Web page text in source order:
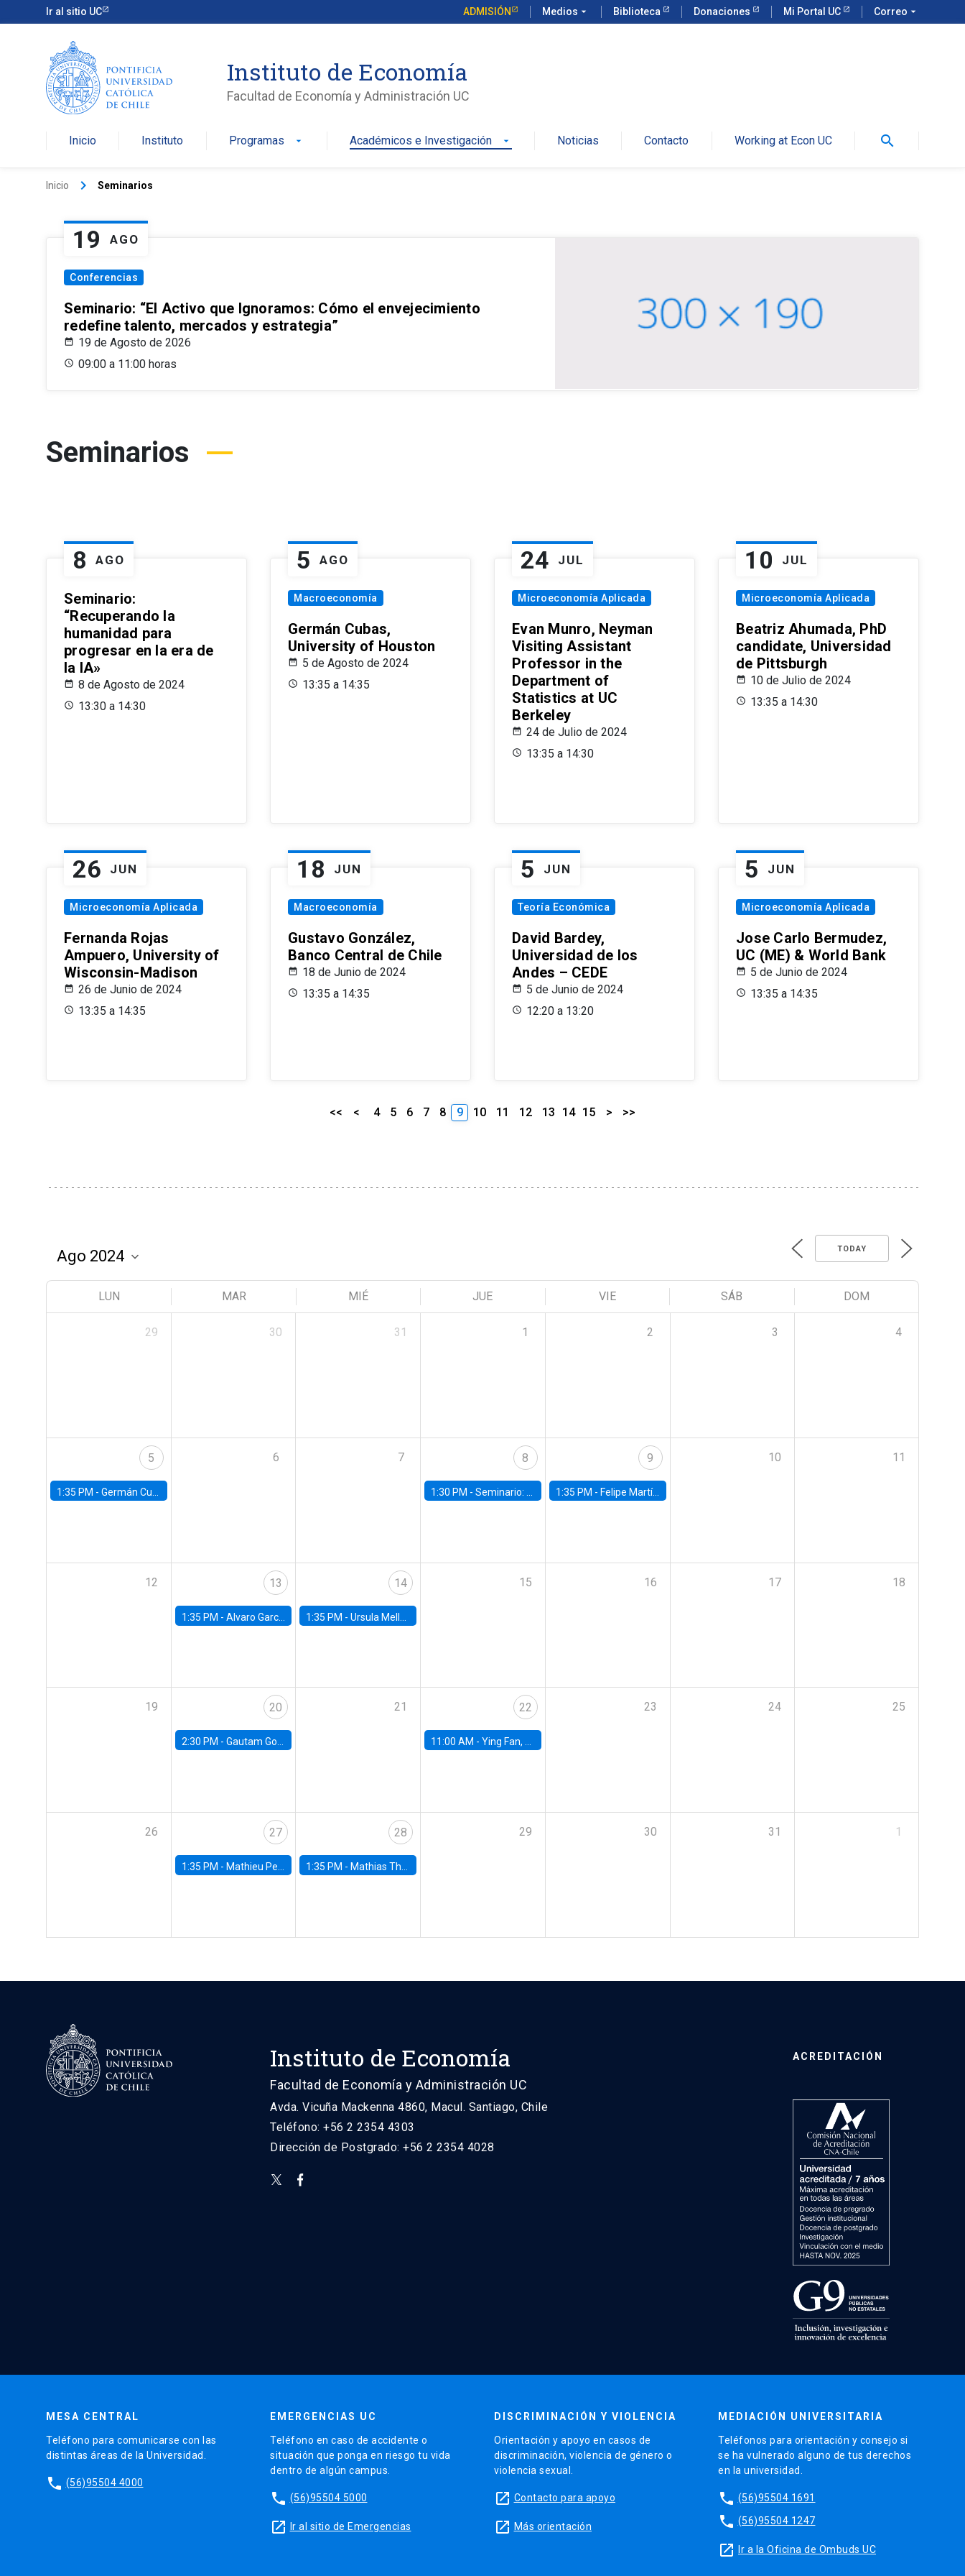
Ir al sitio UC ADMISIÓN Medios arrow_drop_down Biblioteca Donaciones Mi Portal UC Correo arrow_drop_down
Instituto de Economía
Facultad de Economía y Administración UC
Inicio Instituto Programas arrow_drop_down Académicos e Investigación arrow_drop_down Noticias Contacto Working at Econ UC search
Inicio keyboard_arrow_right Seminarios
19 AGO
Conferencias
Seminario: “El Activo que Ignoramos: Cómo el envejecimiento
redefine talento, mercados y estrategia”
19 de Agosto de 2026
09:00 a 11:00 horas
Seminarios
8 AGO
Seminario:
“Recuperando la
humanidad para
progresar en la era de
la IA»
8 de Agosto de 2024
13:30 a 14:30
5 AGO
Macroeconomía
Germán Cubas,
University of Houston
5 de Agosto de 2024
13:35 a 14:35
24 JUL
Microeconomía Aplicada
Evan Munro, Neyman
Visiting Assistant
Professor in the
Department of
Statistics at UC
Berkeley
24 de Julio de 2024
13:35 a 14:30
10 JUL
Microeconomía Aplicada
Beatriz Ahumada, PhD
candidate, Universidad
de Pittsburgh
10 de Julio de 2024
13:35 a 14:30
26 JUN
Microeconomía Aplicada
Fernanda Rojas
Ampuero, University of
Wisconsin-Madison
26 de Junio de 2024
13:35 a 14:35
18 JUN
Macroeconomía
Gustavo González,
Banco Central de Chile
18 de Junio de 2024
13:35 a 14:35
5 JUN
Teoría Económica
David Bardey,
Universidad de los
Andes – CEDE
5 de Junio de 2024
12:20 a 13:20
5 JUN
Microeconomía Aplicada
Jose Carlo Bermudez,
UC (ME) & World Bank
5 de Junio de 2024
13:35 a 14:35
<< < 4 5 6 7 8 9 10 11 12 13 14 15 > >>
TODAY
LUN MAR MIÉ JUE VIE SÁB DOM
29 30 31 1 2 3 4
5
1:35 PM - Germán Cubas, University of Houston
6 7 8
1:30 PM -Seminario: “Recuperando la humanidad para progresar en la era de la IA»
9
1:35 PM - Felipe Martínez, alumno Doctorado en Economía UC
10 11
12 13
1:35 PM - Alvaro Garcia-Marin, Universidad de Los Andes
14
1:35 PM -Ursula Mello, Insper - Institute of Education and Research
15 16 17 18
19 20
2:30 PM - Gautam Gowrisankaran, Columbia University
21 22
11:00 AM -Ying Fan, University of Michigan
23 24 25
26 27
1:35 PM - Mathieu Pedemonte, IDB
28
1:35 PM - Mathias Thoenig, University of Lausanne
29 30 31 1
Instituto de Economía
Facultad de Economía y Administración UC
Avda. Vicuña Mackenna 4860, Macul. Santiago, Chile
Teléfono: +56 2 2354 4303
Dirección de Postgrado: +56 2 2354 4028
ACREDITACIÓN
MESA CENTRAL
Teléfono para comunicarse con las
distintas áreas de la Universidad.
phone (56)95504 4000
EMERGENCIAS UC
Teléfono en caso de accidente o
situación que ponga en riesgo tu vida
dentro de algún campus.
phone (56)95504 5000
launch Ir al sitio de Emergencias
DISCRIMINACIÓN Y VIOLENCIA
Orientación y apoyo en casos de
discriminación, violencia de género o
violencia sexual.
launch Contacto para apoyo
launch Más orientación
MEDIACIÓN UNIVERSITARIA
Teléfonos para orientación y consejo si
se ha vulnerado alguno de tus derechos
en la universidad.
phone (56)95504 1691
phone (56)95504 1247
launch Ir a la Oficina de Ombuds UC